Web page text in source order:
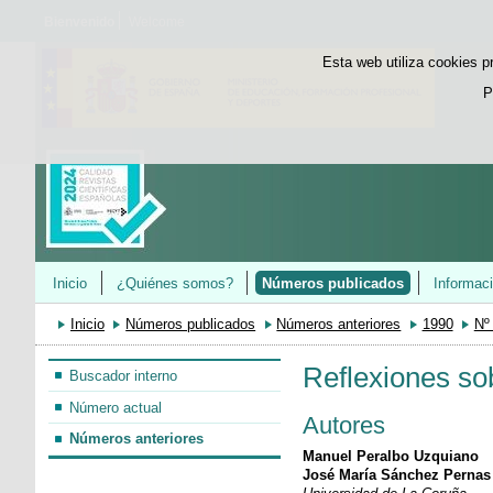
Esta web utiliza cookies
Inicio ¿Quiénes somos? Números publicados
Inicio Números publicados Números anteriores 1990
Buscador interno
Número actual
Números anteriores
Reflexiones
Autores
Manuel Peralbo Uzquiano
José María Sánchez Pernas